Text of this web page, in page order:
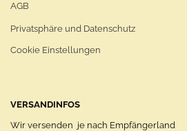
AGB
Privatsphäre und Datenschutz
Cookie Einstellungen
VERSANDINFOS
Wir versenden je nach Empfängerland